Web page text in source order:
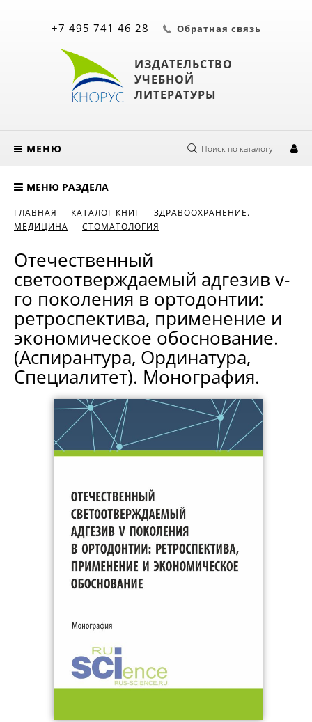
ИЗДАТЕЛЬСТВО
УЧЕБНОЙ
ЛИТЕРАТУРЫ
+7 495 741 46 28 Обратная связь
МЕНЮ Поиск по каталогу
МЕНЮ РАЗДЕЛА
ГЛАВНАЯ КАТАЛОГ КНИГ
ЗДРАВООХРАНЕНИЕ.
МЕДИЦИНА
СТОМАТОЛОГИЯ
Отечественный
светоотверждаемый адгезив v-
го поколения в ортодонтии:
ретроспектива, применение и
экономическое обоснование.
(Аспирантура, Ординатура,
Специалитет). Монография.